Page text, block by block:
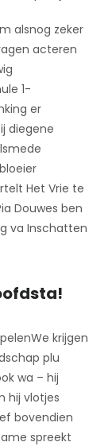
alsnog zeker
acteren
1-
er
diegene
Het Vrie te
Douwes ben
va Inschatten
We krijgen
plu
wa – hij
hij vlotjes
bovendien
spreekt